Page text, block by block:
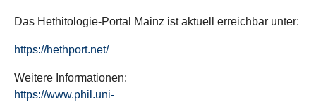
Das Hethitologie-Portal Mainz ist aktuell erreichbar unter:
https://hethport.net/
Weitere Informationen:
https://www.phil.uni-